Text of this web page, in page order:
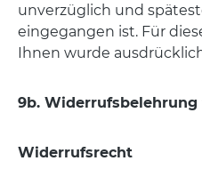
unverzüglich und
eingegangen ist. Für
Ihnen wurde
9b.
Widerrufsrecht